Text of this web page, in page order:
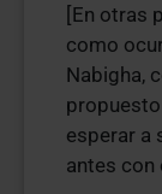
[En otras
como
Nabigha,
esperar a
antes con